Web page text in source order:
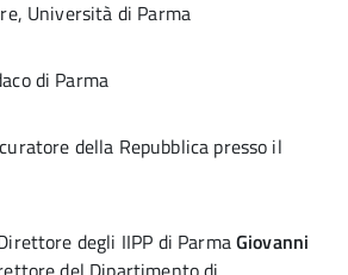
Università di Parma
di Parma
della Repubblica presso il
degli IIPP di ParmaGiovanni